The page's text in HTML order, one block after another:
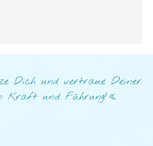
Dich und vertraue Deiner
Kraft und Führung!